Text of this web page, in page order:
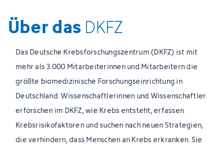
Über das DKFZ
Das Deutsche Krebsforschungszentrum (DKFZ) ist mit
mehr als 3.000 Mitarbeiterinnen und Mitarbeitern die
größte biomedizinische Forschungseinrichtung in
Deutschland. Wissenschaftlerinnen und Wissenschaftler
erforschen im DKFZ, wie Krebs entsteht, erfassen
Krebsrisikofaktoren und suchen nach neuen Strategien,
die verhindern, dass Menschen an Krebs erkranken. Sie